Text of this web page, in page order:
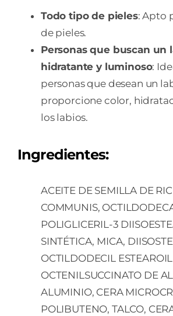
Todo tipo de pieles: Apto
de pieles.
Personas que buscan un
hidratante y luminoso:
personas que desean un
proporcione color,
los labios.
Ingredientes:
ACEITE DE SEMILLA DE
COMMUNIS,
POLIGLICERIL-3
SINTÉTICA, MICA,
OCTILDODECIL
OCTENILSUCCINATO DE
ALUMINIO, CERA
POLIBUTENO, TALCO,